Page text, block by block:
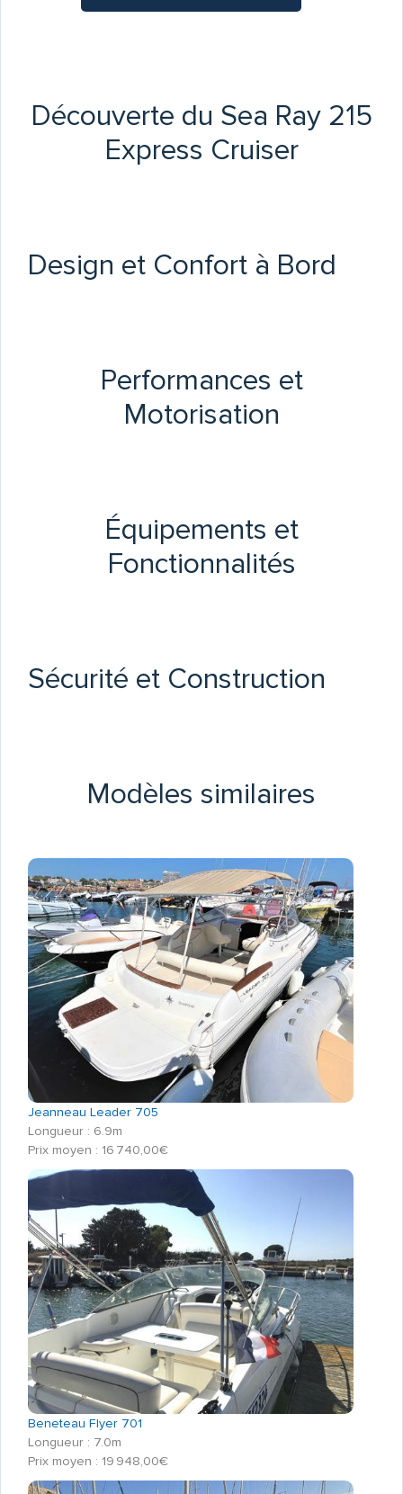
Découverte du Sea Ray 215
Express Cruiser
Design et Confort à Bord
Performances et
Motorisation
Équipements et
Fonctionnalités
Sécurité et Construction
Modèles similaires
Jeanneau Leader 705
Longueur : 6.9m
Prix moyen : 16 740,00€
Beneteau Flyer 701
Longueur : 7.0m
Prix moyen : 19 948,00€